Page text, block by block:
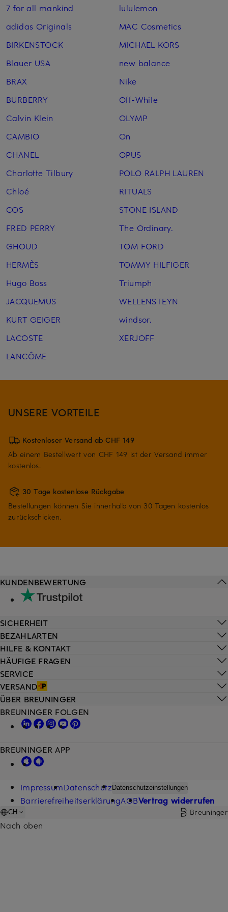
7 for all mankind
adidas Originals
BIRKENSTOCK
Blauer USA
BRAX
BURBERRY
Calvin Klein
CAMBIO
CHANEL
Charlotte Tilbury
Chloé
COS
FRED PERRY
GHOUD
HERMÈS
Hugo Boss
JACQUEMUS
KURT GEIGER
LACOSTE
LANCÔME
lululemon
MAC Cosmetics
MICHAEL KORS
new balance
Nike
Off-White
OLYMP
On
OPUS
POLO RALPH LAUREN
RITUALS
STONE ISLAND
The Ordinary.
TOM FORD
TOMMY HILFIGER
Triumph
WELLENSTEYN
windsor.
XERJOFF
UNSERE VORTEILE
Kostenloser Versand ab CHF 149
Ab einem Bestellwert von CHF 149 ist der Versand immer
kostenlos.
30 Tage kostenlose Rückgabe
Bestellungen können Sie innerhalb von 30 Tagen kostenlos
zurückschicken.
HILFE & KONTAKT
HÄUFIGE FRAGEN
SERVICE
VERSAND
KUNDENBEWERTUNG
SICHERHEIT
BEZAHLARTEN
ÜBER BREUNINGER
BREUNINGER FOLGEN
BREUNINGER APP
ImpressumDatenschutz Datenschutzeinstellungen
BarrierefreiheitserklärungAGBVertrag widerrufen
CH Breuninger
Nach oben